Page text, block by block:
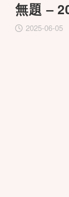
無題 –
2025-06-05